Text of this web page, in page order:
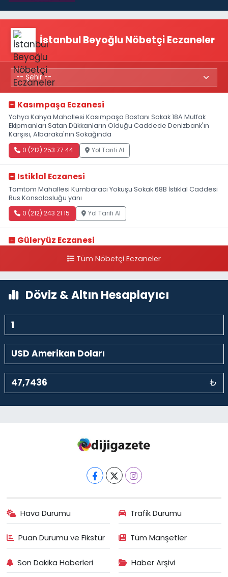
İstanbul Beyoğlu Nöbetçi Eczaneler
Kasımpaşa Eczanesi
Yahya Kahya Mahallesi Kasımpaşa Bostanı Sokak 18A Mutfak
Ekipmanları Satan Dükkanların Olduğu Caddede Denizbank'ın
Karşısı, Albaraka'nın Sokağında
0 (212) 253 77 44 Yol Tarifi Al
Istiklal Eczanesi
Tomtom Mahallesi Kumbaracı Yokuşu Sokak 68B İstiklal Caddesi
Rus Konsolosluğu yanı
0 (212) 243 21 15 Yol Tarifi Al
Güleryüz Eczanesi
kalaycıbahçe Meydana DoğruTüm Nöbetçi Eczaneler
Döviz & Altın Hesaplayıcı
₺
Hava Durumu Trafik Durumu
Puan Durumu ve Fikstür Tüm Manşetler
Son Dakika Haberleri Haber Arşivi